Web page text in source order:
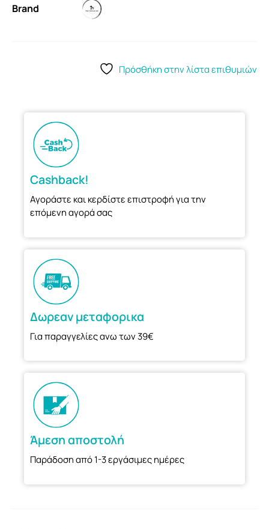
Brand
Πρόσθήκη στην λίστα επιθυμιών
Cashback!
Αγοράστε και κερδίστε επιστροφή για την
επόμενη αγορά σας
Δωρεαν μεταφορικα
Για παραγγελίες ανω των 39€
Άμεση αποστολή
Παράδοση από 1-3 εργάσιμες ημέρες